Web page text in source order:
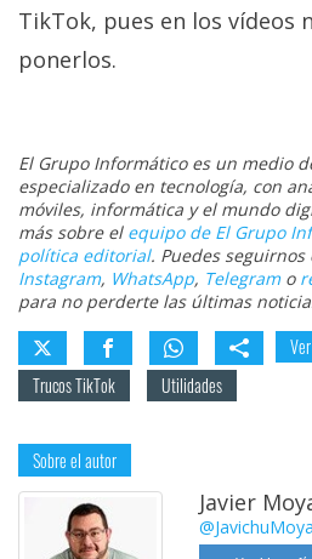
TikTok, pues en los vídeos
ponerlos.
El Grupo Informático es un medio
especializado en tecnología, con
móviles, informática y el mundo
más sobre el equipo de El Grupo
política editorial. Puedes seguirnos
Instagram, WhatsApp, Telegramo
para no perderte las últimas
Trucos TikTok
Utilidades
Sobre el autor
Javier
@JavichuMoya